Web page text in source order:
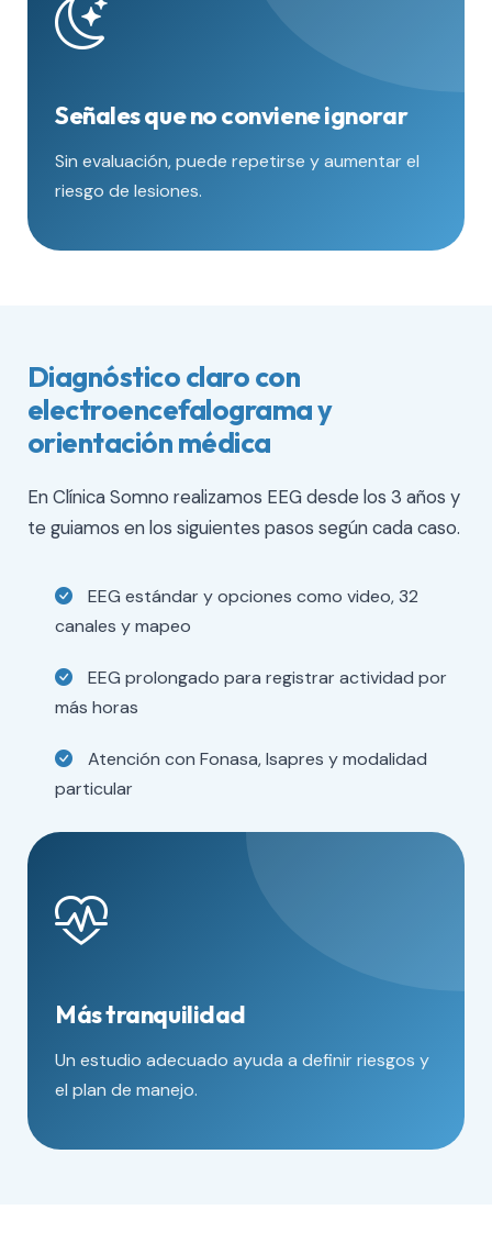
Señales que no conviene ignorar
Sin evaluación, puede repetirse y aumentar el
riesgo de lesiones.
Diagnóstico claro con
electroencefalograma y
orientación médica
En Clínica Somno realizamos EEG desde los 3 años y
te guiamos en los siguientes pasos según cada caso.
EEG estándar y opciones como video, 32
canales y mapeo
EEG prolongado para registrar actividad por
más horas
Atención con Fonasa, Isapres y modalidad
particular
Más tranquilidad
Un estudio adecuado ayuda a definir riesgos y
el plan de manejo.